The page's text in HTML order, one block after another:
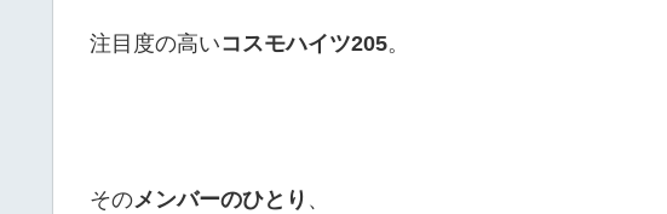
注目度の高いコスモハイツ205。
そのメンバーのひとり 、